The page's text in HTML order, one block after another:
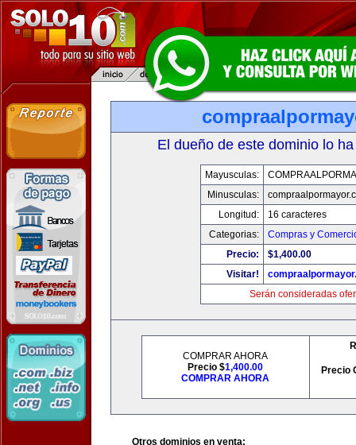
El dueño de este dominio lo
Mayusculas:
Minusculas:
Longitud:
16 caracteres
Categorias:
Compras y
Precio:
$1,400.00
Visitar!
Serán consideradas
COMPRAR AHORA
Precio $1,400.00
COMPRAR AHORA
Precio
Otros dominios en venta: